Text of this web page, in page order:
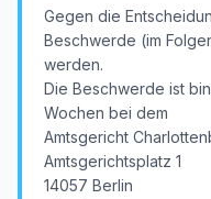
Gegen die
Beschwerde (im
werden.
Die Beschwerde ist
Wochen bei dem
Amtsgericht
Amtsgerichtsplatz 1
14057 Berlin